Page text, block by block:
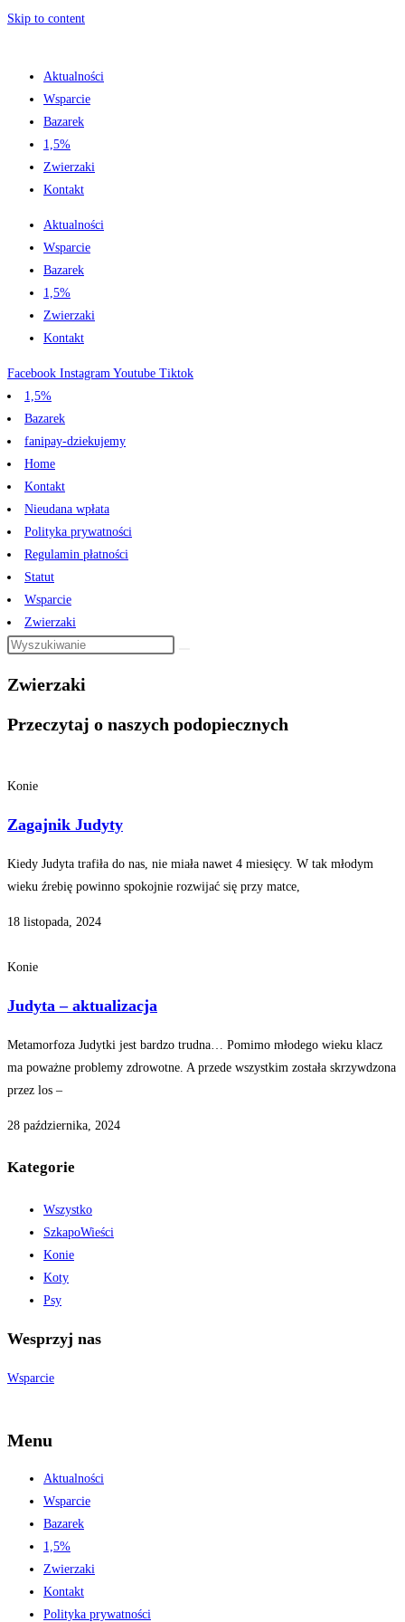
Skip to content
Aktualności
Wsparcie
Bazarek
1,5%
Zwierzaki
Kontakt
Aktualności
Wsparcie
Bazarek
1,5%
Zwierzaki
Kontakt
Facebook Instagram Youtube Tiktok
1,5%
Bazarek
fanipay-dziekujemy
Home
Kontakt
Nieudana wpłata
Polityka prywatności
Regulamin płatności
Statut
Wsparcie
Zwierzaki
Zwierzaki
Przeczytaj o naszych podopiecznych
Konie
Zagajnik Judyty
Kiedy Judyta trafiła do nas, nie miała nawet 4 miesięcy. W tak młodym
wieku źrebię powinno spokojnie rozwijać się przy matce,
18 listopada, 2024
Konie
Judyta – aktualizacja
Metamorfoza Judytki jest bardzo trudna… Pomimo młodego wieku klacz
ma poważne problemy zdrowotne. A przede wszystkim została skrzywdzona
przez los –
28 października, 2024
Kategorie
Wszystko
SzkapoWieści
Konie
Koty
Psy
Wesprzyj nas
Wsparcie
Menu
Aktualności
Wsparcie
Bazarek
1,5%
Zwierzaki
Kontakt
Polityka prywatności